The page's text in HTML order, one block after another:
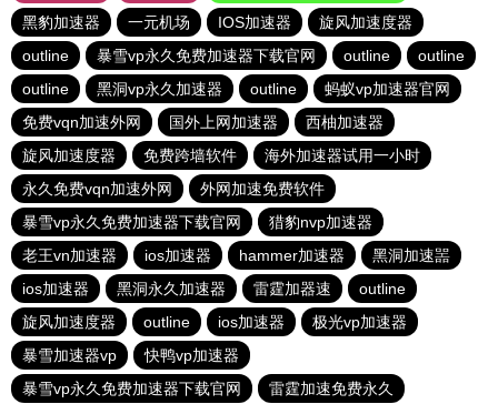
黑豹加速器
一元机场 IOS加速器
旋风加速度器
outline
暴雪vp永久免费加速器下载官网 outline
outline
outline
黑洞vp永久加速器 outline
蚂蚁vp加速器官网
免费vqn加速外网
国外上网加速器
西柚加速器
旋风加速度器
免费跨墙软件
海外加速器试用一小时
永久免费vqn加速外网
外网加速免费软件
暴雪vp永久免费加速器下载官网
猎豹nvp加速器
老王vn加速器
ios加速器 hammer加速器
黑洞加速噐
ios加速器
黑洞永久加速器 雷霆加器速
outline
旋风加速度器
outline ios加速器
极光vp加速器
暴雪加速器vp
快鸭vp加速器
暴雪vp永久免费加速器下载官网
雷霆加速免费永久